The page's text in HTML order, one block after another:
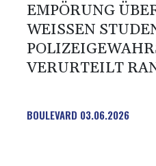
EMPÖRUNG
WEISSEN
ERURTEILT
BOULEVARD 03.06.2026